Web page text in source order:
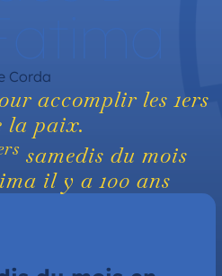
Corda
accomplir les 1ers
la paix.
samedis du mois
il y a 100 ans